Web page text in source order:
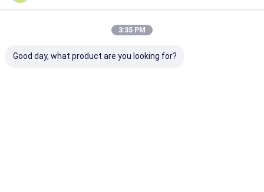
अनुशंसित उत्पाद
3:35 PM
Good day, what product are you looking for?